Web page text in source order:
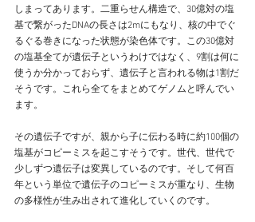
しまってあります。二重らせん構造で、30億対の塩
基で繋がったDNAの長さは2mにもなり、核の中でぐ
るぐる巻きになった状態が染色体です。この30億対
の塩基全てが遺伝子というわけではなく、9割は何に
使うか分かっておらず、遺伝子と言われる物は1割だ
そうです。これら全てをまとめてゲノムと呼んでい
ます。
その遺伝子ですが、親から子に伝わる時に約100個の
塩基がコピーミスを起こすそうです。世代、世代で
少しずつ遺伝子は変異しているのです。そして何百
年という単位で遺伝子のコピーミスが重なり、生物
の多様性が生み出されて進化していくのです。